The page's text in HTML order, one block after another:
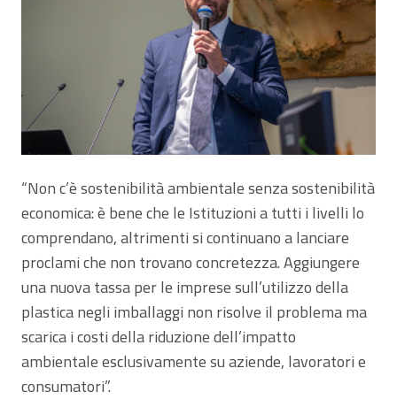
“Non c’è sostenibilità ambientale senza sostenibilità
economica: è bene che le Istituzioni a tutti i livelli lo
comprendano, altrimenti si continuano a lanciare
proclami che non trovano concretezza. Aggiungere
una nuova tassa per le imprese sull’utilizzo della
plastica negli imballaggi non risolve il problema ma
scarica i costi della riduzione dell’impatto
ambientale esclusivamente su aziende, lavoratori e
consumatori”.